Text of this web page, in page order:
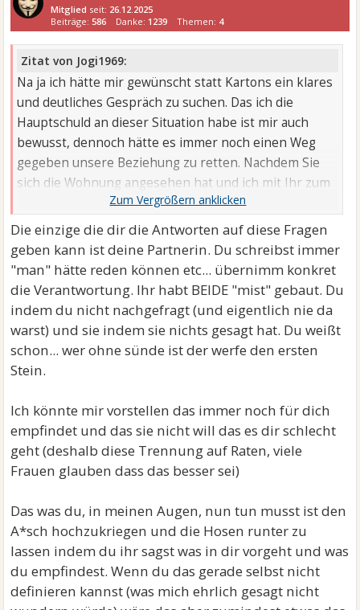
Mitglied seit: 26.12.2025
Beiträge: 586 Danke: 1239 Themen: 4
Zitat von Jogi1969:
Na ja ich hätte mir gewünscht statt Kartons ein klares
und deutliches Gespräch zu suchen. Das ich die
Hauptschuld an dieser Situation habe ist mir auch
bewusst, dennoch hätte es immer noch einen Weg
gegeben unsere Beziehung zu retten. Nachdem Sie
sich die Wohnung angesehen hat und ich mit Ihr zum
Geburtsazgsessen ...
Die einzige die dir die Antworten auf diese Fragen
geben kann ist deine Partnerin. Du schreibst immer
"man" hätte reden können etc... übernimm konkret
die Verantwortung. Ihr habt BEIDE "mist" gebaut. Du
indem du nicht nachgefragt (und eigentlich nie da
warst) und sie indem sie nichts gesagt hat. Du weißt
schon... wer ohne sünde ist der werfe den ersten
Stein.
Ich könnte mir vorstellen das immer noch für dich
empfindet und das sie nicht will das es dir schlecht
geht (deshalb diese Trennung auf Raten, viele
Frauen glauben dass das besser sei)
Das was du, in meinen Augen, nun tun musst ist den
A*sch hochzukriegen und die Hosen runter zu
lassen indem du ihr sagst was in dir vorgeht und was
du empfindest. Wenn du das gerade selbst nicht
definieren kannst (was mich ehrlich gesagt nicht